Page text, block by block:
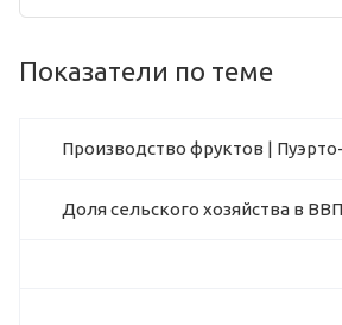
Показатели по теме
Производство фруктов |
Доля сельского хозяйства в